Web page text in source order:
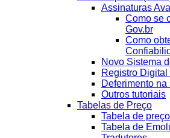
Assinaturas
Como se
Gov.br
Como
Novo Sistema
Registro
Deferimento
Outros tutoriais
Tabelas de Preço
Tabela de
Tabela de